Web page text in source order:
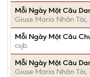
Mỗi Ngày Một Câu
Giuse Maria Nhân Tài,
Mỗi Ngày Một Câu
csjb.
Mỗi Ngày Một Câu
Giuse Maria Nhân Tài,